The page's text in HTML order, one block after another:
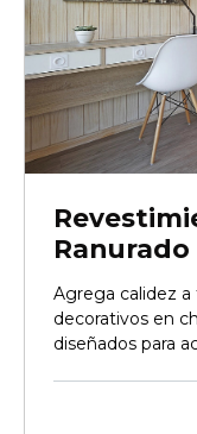
Ranurado
Agrega calidez
decorativos en
diseñados para